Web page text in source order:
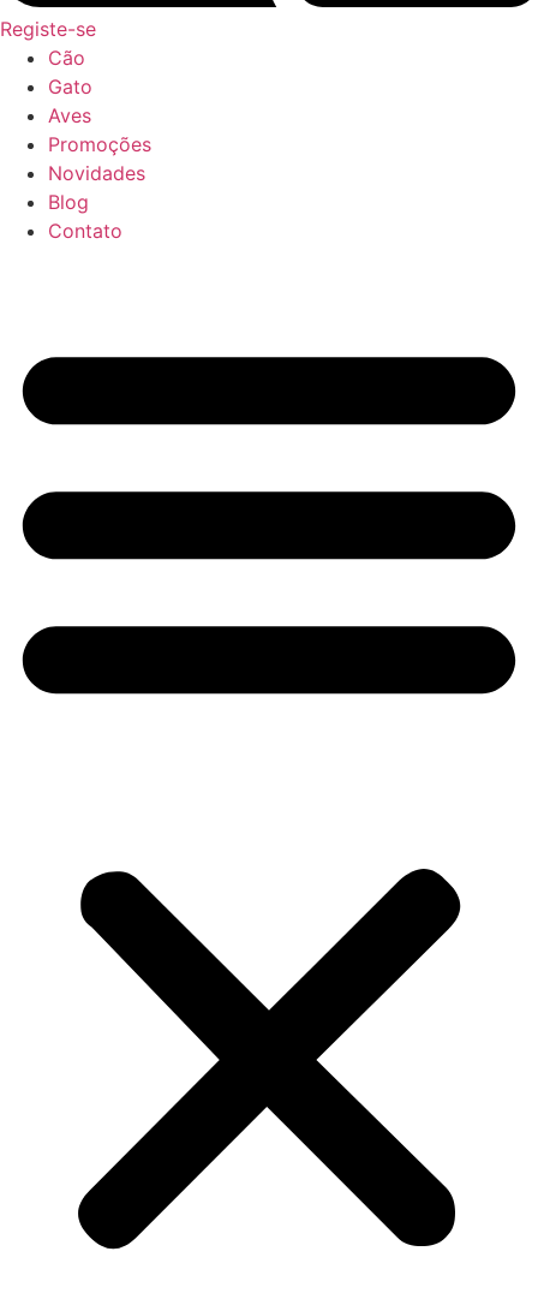
Registe-se
Cão
Gato
Aves
Promoções
Novidades
Blog
Contato